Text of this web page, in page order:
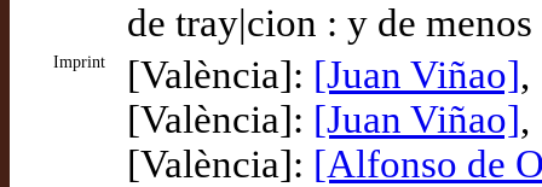
de tray|cion : y de
Imprint [València]: [Juan Viñao],
[València]: [Juan Viñao],
[València]: [Alfonso de